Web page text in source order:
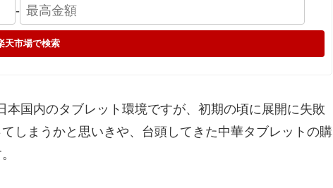
-
天市場で検索
国内のタブレット環境ですが、初期の頃に展開に失敗
しまうかと思いきや、台頭してきた中華タブレットの購